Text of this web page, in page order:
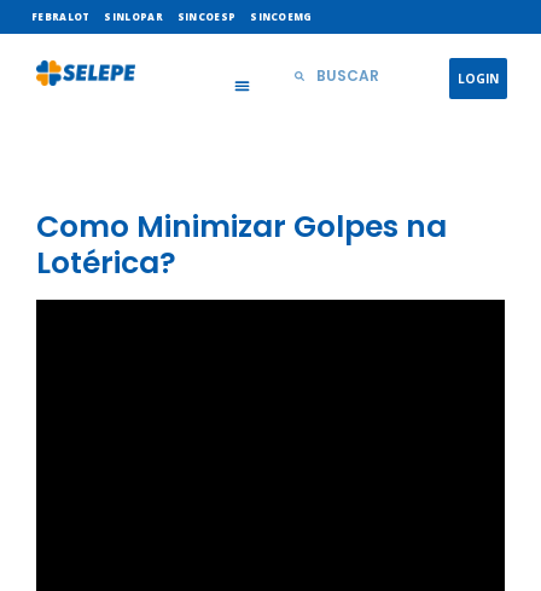
FEBRALOT SINLOPAR SINCOESP SINCOEMG
LOGIN
Como Minimizar Golpes na
Lotérica?